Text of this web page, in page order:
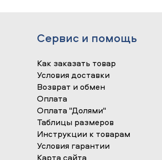
Сервис и помощь
Как заказать товар
Условия доставки
Возврат и обмен
Оплата
Оплата "Долями"
Таблицы размеров
Инструкции к товарам
Условия гарантии
Карта сайта